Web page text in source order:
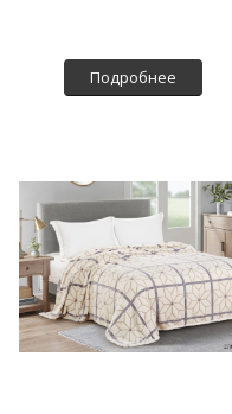
Подробнее